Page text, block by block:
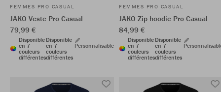
FEMMES PRO CASUAL
JAKO Veste Pro Casual
79,99 €
Disponible
en 7
couleurs
différentes
Disponible
en 7
couleurs
différentes
Personnalisable
FEMMES PRO CASUAL
JAKO Zip hoodie Pro Casual
84,99 €
Disponible
en 7
couleurs
différentes
Disponible
en 7
couleurs
différentes